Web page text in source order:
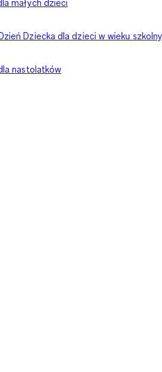
Dziecka dla dzieci w wieku
nastolatków